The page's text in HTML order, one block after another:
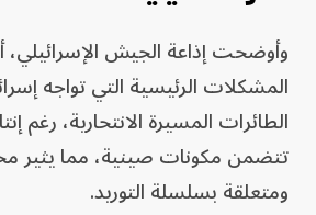
وأوضحت إذاعة الجيش
المشكلات الرئيسية التي تواجه
الطائرات المسيرة الانتحارية، رغم
تتضمن مكونات صينية، مما يثير
ومتعلقة بسلسلة التوريد.